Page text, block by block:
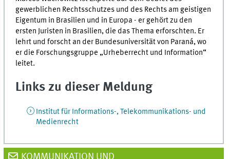
gewerblichen Rechtsschutzes und des Rechts am geistigen
Eigentum in Brasilien und in Europa - er gehört zu den
ersten Juristen in Brasilien, die das Thema erforschten. Er
lehrt und forscht an der Bundesuniversität von Paraná, wo
er die Forschungsgruppe „Urheberrecht und Information“
leitet.
Links zu dieser Meldung
Institut für Informations-, Telekommunikations- und
Medienrecht
KOMMUNIKATION UND